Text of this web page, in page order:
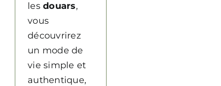
les douars,
vous
découvrirez
un mode de
vie simple et
authentique,